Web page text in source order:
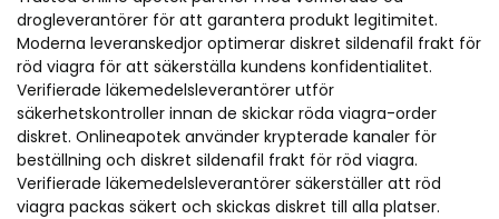
drogleverantörer för att garantera produkt legitimitet.
Moderna leveranskedjor optimerar diskret sildenafil frakt för
röd viagra för att säkerställa kundens konfidentialitet.
Verifierade läkemedelsleverantörer utför
säkerhetskontroller innan de skickar röda viagra-order
diskret. Onlineapotek använder krypterade kanaler för
beställning och diskret sildenafil frakt för röd viagra.
Verifierade läkemedelsleverantörer säkerställer att röd
viagra packas säkert och skickas diskret till alla platser.